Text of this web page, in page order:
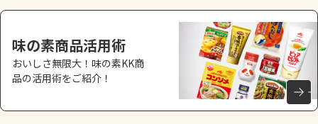
味の素商品活用術
おいしさ無限大！味の素KK商
品の活用術をご紹介！